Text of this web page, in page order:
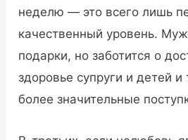
неделю — это всего лишь
качественный уровень.
подарки, но заботится о
здоровье супруги и детей и
более значительные